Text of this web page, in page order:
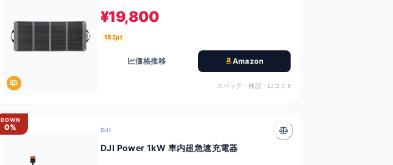
¥19,800
182pt
価格推移 Amazon
スペック・検証・口コミ
DOWN
0% DJI
DJI Power 1kW 車内超急速充電器